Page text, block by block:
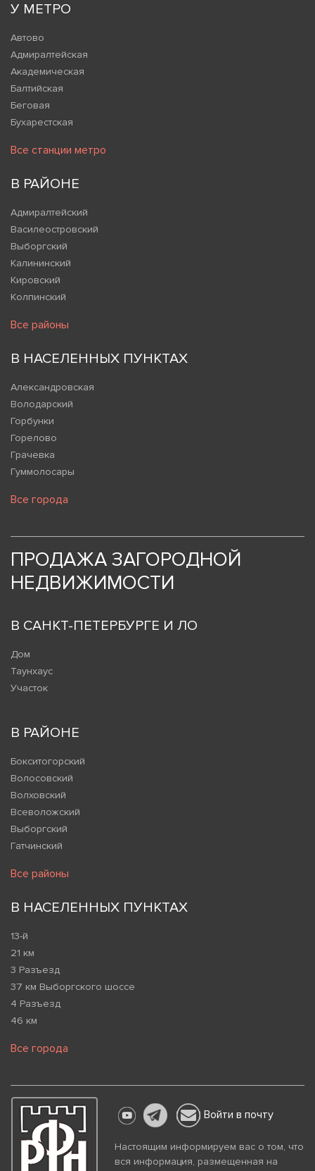
У МЕТРО
Автово
Адмиралтейская
Академическая
Балтийская
Беговая
Бухарестская
Все станции метро
В РАЙОНЕ
Адмиралтейский
Василеостровский
Выборгский
Калининский
Кировский
Колпинский
Все районы
В НАСЕЛЕННЫХ ПУНКТАХ
Александровская
Володарский
Горбунки
Горелово
Грачевка
Гуммолосары
Все города
ПРОДАЖА ЗАГОРОДНОЙ
НЕДВИЖИМОСТИ
В САНКТ-ПЕТЕРБУРГЕ И ЛО
Дом
Таунхаус
Участок
В РАЙОНЕ
Бокситогорский
Волосовский
Волховский
Всеволожский
Выборгский
Гатчинский
Все районы
В НАСЕЛЕННЫХ ПУНКТАХ
13-й
21 км
3 Разъезд
37 км Выборгского шоссе
4 Разъезд
46 км
Все города
Войти в почту
Настоящим информируем вас о том, что
вся информация, размещенная на